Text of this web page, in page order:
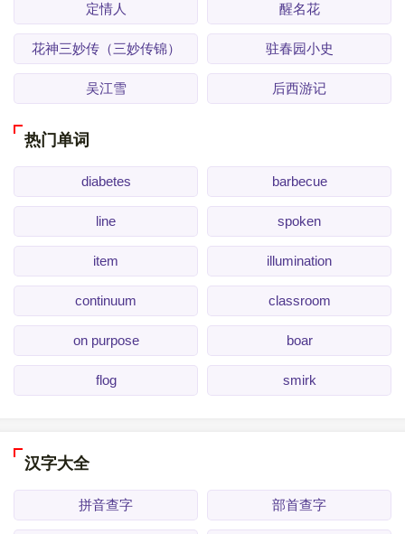
定情人 醒名花
花神三妙传（三妙传锦） 驻春园小史
吴江雪 后西游记
热门单词
diabetes barbecue
line spoken
item illumination
continuum classroom
on purpose boar
flog smirk
汉字大全
拼音查字 部首查字